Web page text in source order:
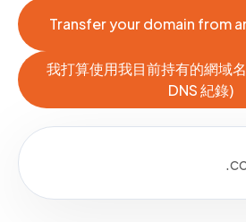
Transfer your domain from
我打算使用我目前持有的網域
DNS 紀錄)